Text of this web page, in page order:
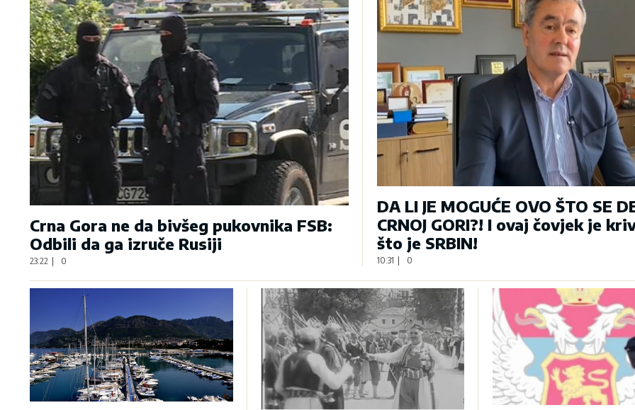
Crna Gora ne da bivšeg pukovnika FSB:
Odbili da ga izruče Rusiji
23:22 0
DA LI JE MOGUĆE OVO ŠTO SE
CRNOJ GORI?! I ovaj čovjek je
što je SRBIN!
10:31 0